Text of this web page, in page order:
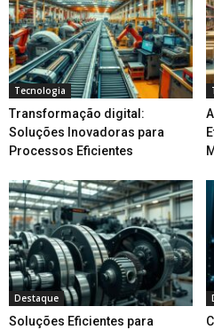
Tecnologia
Transformação digital:
Soluções Inovadoras para
Processos Eficientes
Destaque
Soluções Eficientes para